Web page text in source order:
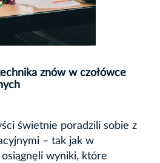
znów w czołówce
świetnie poradzili sobie z
– tak jak w
wyniki, które